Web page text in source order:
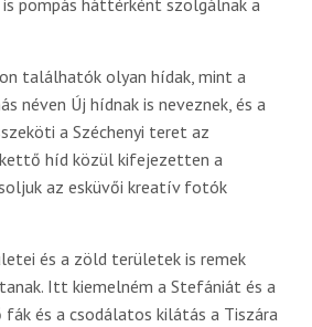
pompás háttérként szolgálnak a
találhatók olyan hídak, mint a
néven Új hídnak is neveznek, és a
a Széchenyi teret az
híd közül kifejezetten a
az esküvői kreatív fotók
és a zöld területek is remek
Itt kiemelném a Stefániát és a
és a csodálatos kilátás a Tiszára